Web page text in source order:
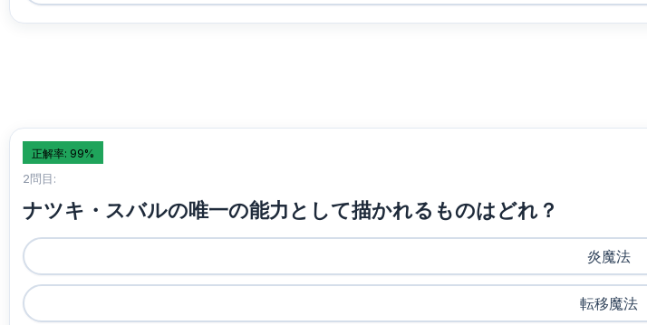
正解率: 99%
2問目:
ナツキ・スバルの唯一の能力として描かれるものはどれ？
炎魔法
転移魔法